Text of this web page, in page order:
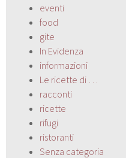
eventi
food
gite
In Evidenza
informazioni
Le ricette di …
racconti
ricette
rifugi
ristoranti
Senza categoria